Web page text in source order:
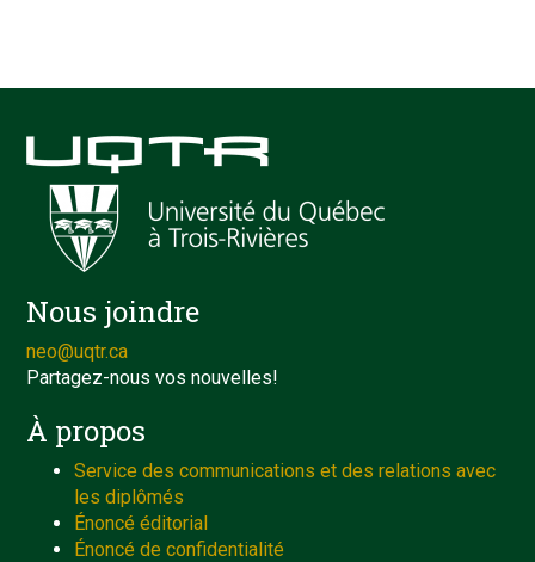
Nous joindre
neo@uqtr.ca
Partagez-nous vos nouvelles!
À propos
Service des communications et des relations avec
les diplômés
Énoncé éditorial
Énoncé de confidentialité